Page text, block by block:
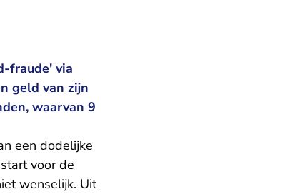
fraude' via
geld van zijn
waarvan 9
een dodelijke
voor de
wenselijk. Uit